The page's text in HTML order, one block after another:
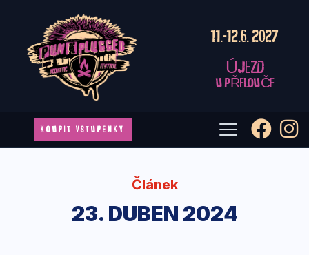
11.-12.6. 2027
ÚJEZD
U PŘELOUČE
KOUPIT VSTUPENKY
Článek
23. DUBEN 2024